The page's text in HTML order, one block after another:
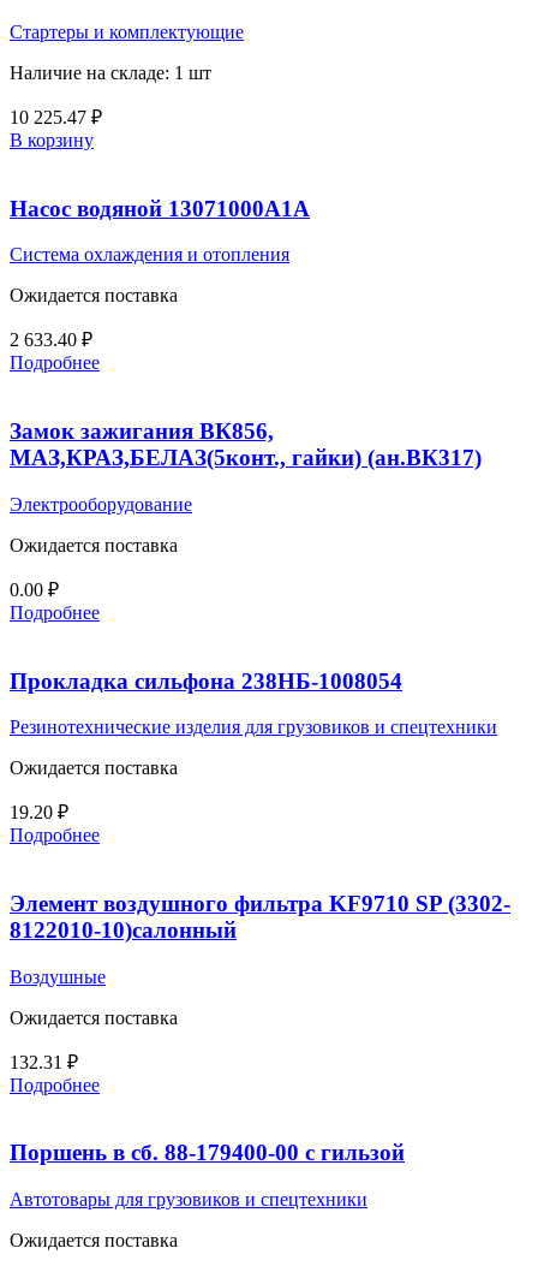
Стартеры и комплектующие
Наличие на складе: 1 шт
10 225.47 ₽
В корзину
Насос водяной 13071000А1А
Система охлаждения и отопления
Ожидается поставка
2 633.40 ₽
Подробнее
Замок зажигания ВК856,
МАЗ,КРАЗ,БЕЛАЗ(5конт., гайки) (ан.ВК317)
Электрооборудование
Ожидается поставка
0.00 ₽
Подробнее
Прокладка сильфона 238НБ-1008054
Резинотехнические изделия для грузовиков и спецтехники
Ожидается поставка
19.20 ₽
Подробнее
Элемент воздушного фильтра KF9710 SP (3302-
8122010-10)салонный
Воздушные
Ожидается поставка
132.31 ₽
Подробнее
Поршень в сб. 88-179400-00 с гильзой
Автотовары для грузовиков и спецтехники
Ожидается поставка